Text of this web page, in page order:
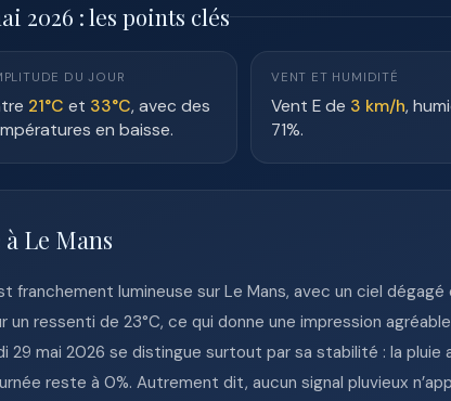
2026 : les points clés
DU JOUR
21°C et 33°C, avec des
en baisse.
VENT ET HUMIDITÉ
Vent E de 3 km/h,
71%.
Le Mans
franchement lumineuse sur Le Mans, avec un ciel dégagé
ressenti de 23°C, ce qui donne une impression
29 mai 2026 se distingue surtout par sa stabilité : la
reste à 0%. Autrement dit, aucun signal pluvieux